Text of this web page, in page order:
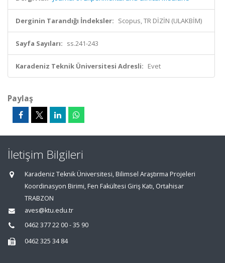
Derginin Tarandığı İndeksler: Scopus, TR DİZİN (ULAKBİM)
Sayfa Sayıları: ss.241-243
Karadeniz Teknik Üniversitesi Adresli: Evet
Paylaş
İletişim Bilgileri
Karadeniz Teknik Üniversitesi, Bilimsel Araştırma Projeleri
Koordinasyon Birimi, Fen Fakültesi Giriş Katı, Ortahisar
TRABZON
aves@ktu.edu.tr
0462 377 22 00 - 35 90
0462 325 34 84